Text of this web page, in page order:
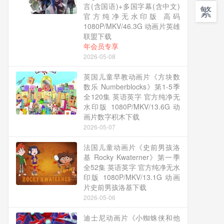
言(含国语)+多国字幕(含中文)
官方纯净无水印版 高码
1080P/MKV/46.3G 动画片英雄
联盟下载
年会员专享
2026-05-08
英国儿童早教动画片《方块数
数乐 Numberblocks》第1-5季
全120集 英语英字 官方纯净无
水印版 1080P/MKV/13.6G 动
画片数字积木下载
2026-05-07
法国儿童动画片《史前男孩洛
基 Rocky Kwaterner》第一季
全52集 英语英字 官方纯净无水
印版 1080P/MKV/13.1G 动画
片史前男孩洛基下载
2026-05-06
迪士尼动画片《小蜘蛛侠和他
繁